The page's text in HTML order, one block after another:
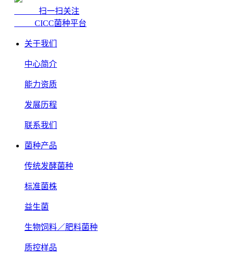
扫一扫关注
CICC菌种平台
关于我们
中心简介
能力资质
发展历程
联系我们
菌种产品
传统发酵菌种
标准菌株
益生菌
生物饲料／肥料菌种
质控样品